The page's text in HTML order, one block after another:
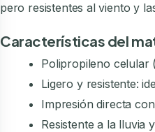
pero resistentes al viento y
Características del
Polipropileno celular
Ligero y resistente:
Impresión directa
Resistente a la lluvia